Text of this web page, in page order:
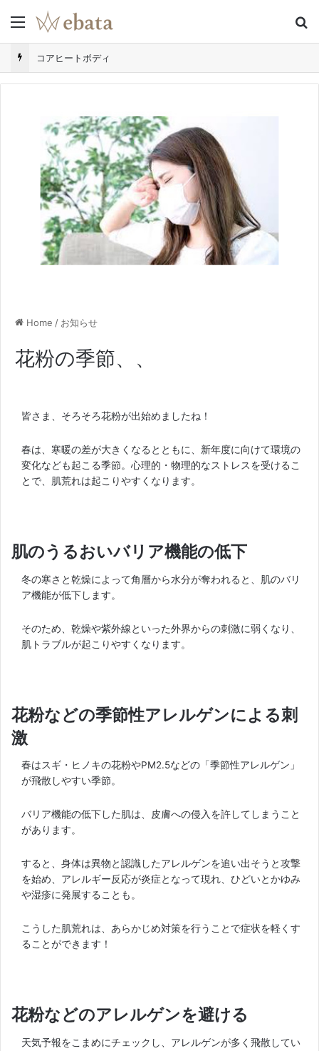
Menu
コアヒートボディ
Home / お知らせ
花粉の季節、、
皆さま、そろそろ花粉が出始めましたね！
春は、寒暖の差が大きくなるとともに、新年度に向けて環境の
変化なども起こる季節。心理的・物理的なストレスを受けるこ
とで、肌荒れは起こりやすくなります。
肌のうるおいバリア機能の低下
冬の寒さと乾燥によって角層から水分が奪われると、肌のバリ
ア機能が低下します。
そのため、乾燥や紫外線といった外界からの刺激に弱くなり、
肌トラブルが起こりやすくなります。
花粉などの季節性アレルゲンによる刺
激
春はスギ・ヒノキの花粉やPM2.5などの「季節性アレルゲン」
が飛散しやすい季節。
バリア機能の低下した肌は、皮膚への侵入を許してしまうこと
があります。
すると、身体は異物と認識したアレルゲンを追い出そうと攻撃
を始め、アレルギー反応が炎症となって現れ、ひどいとかゆみ
や湿疹に発展することも。
こうした肌荒れは、あらかじめ対策を行うことで症状を軽くす
ることができます！
花粉などのアレルゲンを避ける
天気予報をこまめにチェックし、アレルゲンが多く飛散してい